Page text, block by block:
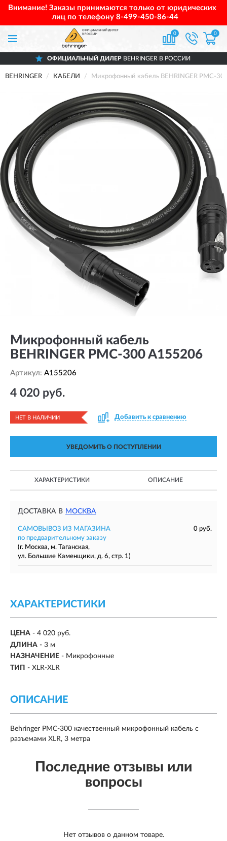
Внимание! Заказы принимаются только от юридических
лиц по телефону 8-499-450-86-44
0 0
ОФИЦИАЛЬНЫЙ ДИЛЕР BEHRINGER В РОССИИ
BEHRINGER КАБЕЛИ Микрофонный кабель BEHRINGER PMC-
Микрофонный кабель
BEHRINGER PMC-300 A155206
Артикул: A155206
4 020 руб.
НЕТ В НАЛИЧИИ Добавить к сравнению
УВЕДОМИТЬ О ПОСТУПЛЕНИИ
ХАРАКТЕРИСТИКИ ОПИСАНИЕ
ДОСТАВКА В МОСКВА
САМОВЫВОЗ ИЗ МАГАЗИНА
0 руб.
по предварительному заказу
(г. Москва, м. Таганская,
ул. Большие Каменщики, д. 6, стр. 1)
ХАРАКТЕРИСТИКИ
ЦЕНА - 4 020 руб.
ДЛИНА - 3 м
НАЗНАЧЕНИЕ - Микрофонные
ТИП - XLR-XLR
ОПИСАНИЕ
Behringer PMC-300 качественный микрофонный кабель с
разъемами XLR, 3 метра
Последние отзывы или
вопросы
Нет отзывов о данном товаре.